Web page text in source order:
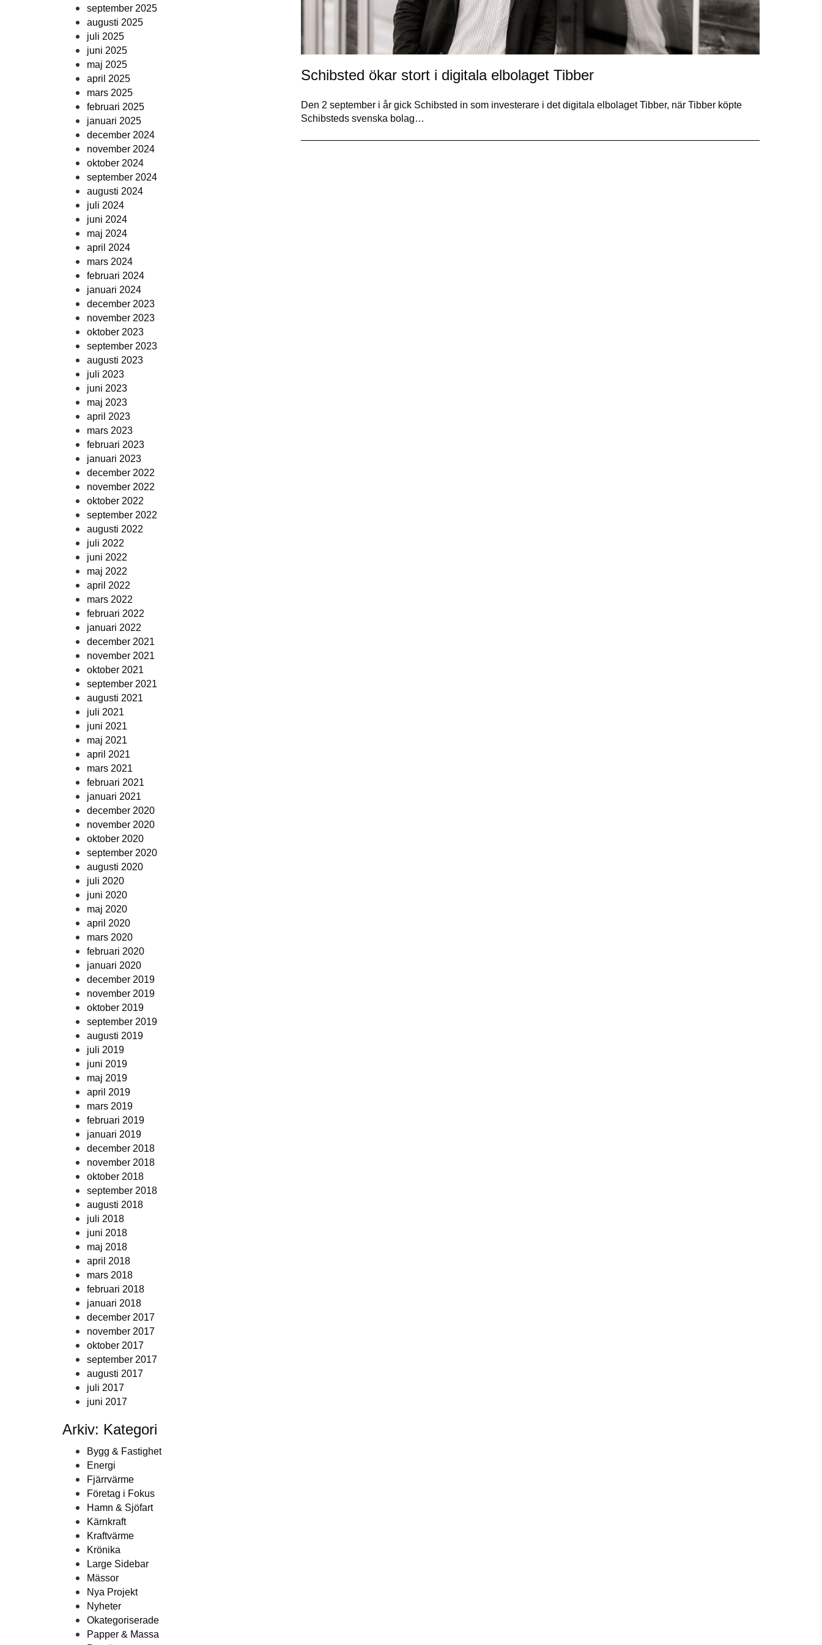
september 2025
augusti 2025
juli 2025
juni 2025
maj 2025
april 2025
mars 2025
februari 2025
januari 2025
december 2024
november 2024
oktober 2024
september 2024
augusti 2024
juli 2024
juni 2024
maj 2024
april 2024
mars 2024
februari 2024
januari 2024
december 2023
november 2023
oktober 2023
september 2023
augusti 2023
juli 2023
juni 2023
maj 2023
april 2023
mars 2023
februari 2023
januari 2023
december 2022
november 2022
oktober 2022
september 2022
augusti 2022
juli 2022
juni 2022
maj 2022
april 2022
mars 2022
februari 2022
januari 2022
december 2021
november 2021
oktober 2021
september 2021
augusti 2021
juli 2021
juni 2021
maj 2021
april 2021
mars 2021
februari 2021
januari 2021
december 2020
november 2020
oktober 2020
september 2020
augusti 2020
juli 2020
juni 2020
maj 2020
april 2020
mars 2020
februari 2020
januari 2020
december 2019
november 2019
oktober 2019
september 2019
augusti 2019
juli 2019
juni 2019
maj 2019
april 2019
mars 2019
februari 2019
januari 2019
december 2018
november 2018
oktober 2018
september 2018
augusti 2018
juli 2018
juni 2018
maj 2018
april 2018
mars 2018
februari 2018
januari 2018
december 2017
november 2017
oktober 2017
september 2017
augusti 2017
juli 2017
juni 2017
Arkiv: Kategori
Bygg & Fastighet
Energi
Fjärrvärme
Företag i Fokus
Hamn & Sjöfart
Kärnkraft
Kraftvärme
Krönika
Large Sidebar
Mässor
Nya Projekt
Nyheter
Okategoriserade
Papper & Massa
Schibsted ökar stort i digitala elbolaget Tibber
Den 2 september i år gick Schibsted in som investerare i det digitala elbolaget Tibber, när Tibber köpte
Schibsteds svenska bolag…